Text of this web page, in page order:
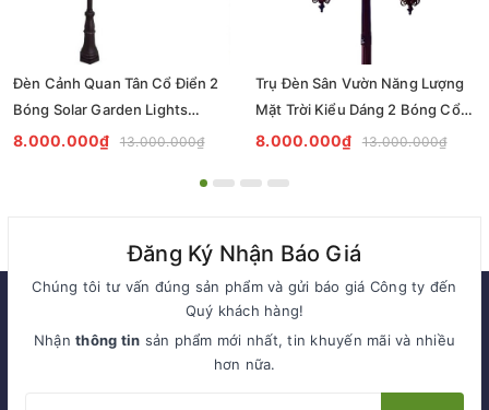
Đèn Cảnh Quan Tân Cổ Điển 2
Bóng Solar Garden Lights
ZALAA OEM ZSCV-004
8.000.000₫ 13.000.000₫
Trụ Đèn Sân Vườn Năng Lượng
Mặt Trời Kiểu Dáng 2 Bóng Cổ
Điển ZALAA OEM ZSCV-003
8.000.000₫ 13.000.000₫
Đăng Ký Nhận Báo Giá
Chúng tôi tư vấn đúng sản phẩm và gửi báo giá Công ty đến
Quý khách hàng!
Nhậnthông tin sản phẩm mới nhất, tin khuyến mãi và nhiều
hơn nữa.